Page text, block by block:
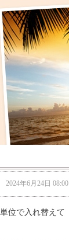
2024年6月24日 08:00
位で入れ替えて